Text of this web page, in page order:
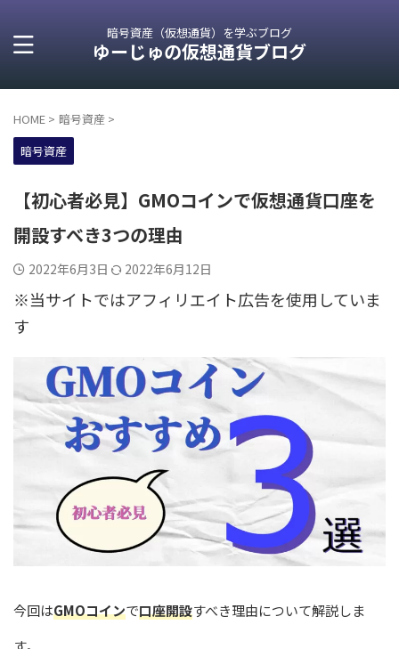
暗号資産（仮想通貨）を学ぶブログ
ゆーじゅの仮想通貨ブログ
HOME > 暗号資産 >
暗号資産
【初心者必見】GMOコインで仮想通貨口座を
開設すべき3つの理由
2022年6月3日 2022年6月12日
※当サイトではアフィリエイト広告を使用していま
す
今回はGMOコインで口座開設すべき理由について解説しま